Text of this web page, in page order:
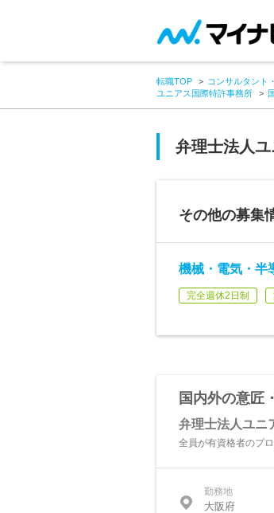
転職TOP コンサルタント
ユニアス国際特許事務所
弁理士法人
その他の募集
機械・電気・半
完全週休2日制
国内外の意匠
弁理士法人ユニ
全員が有資格者のプ
勤務地
大阪府